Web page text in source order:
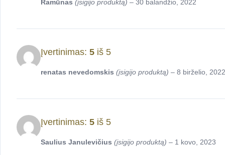
Ramūnas (įsigijo produktą) – 30 balandžio, 2022
Įvertinimas: 5 iš 5
renatas nevedomskis (įsigijo produktą) – 8 birželio, 2022
Įvertinimas: 5 iš 5
Saulius Janulevičius (įsigijo produktą) – 1 kovo, 2023